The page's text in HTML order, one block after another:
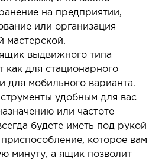
на предприятии,
или организация
мастерской.
выдвижного типа
как для стационарного
для мобильного варианта.
удобным для вас
или частоте
будете иметь под рукой
которое вам
минуту, а ящик позволит